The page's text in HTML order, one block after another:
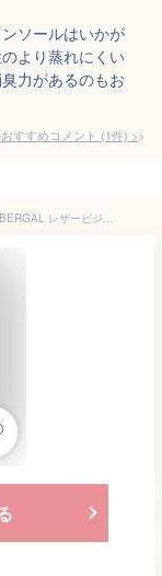
ソールはいかが
より蒸れにくい
力があるのもお
すすめコメント (1件) >
足によく馴染み 吸湿性の高い天然皮革 活性炭入り BERGAL レザービジネス インソール 消臭 ニオイ対策 サイズ調整 ベージュ 男性用26.0cm